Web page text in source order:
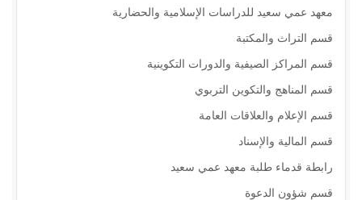
معهد عمي سعيد للدراسات الإسلامية والحضارية
قسم التراث والمكتبة
قسم المراكز الصيفية والدورات التكوينية
قسم المناهج والتكوين التربوي
قسم الإعلام والعلاقات العامة
قسم المالية والإسناد
رابطة قدماء طلبة معهد عمي سعيد
قسم شؤون الدعوة